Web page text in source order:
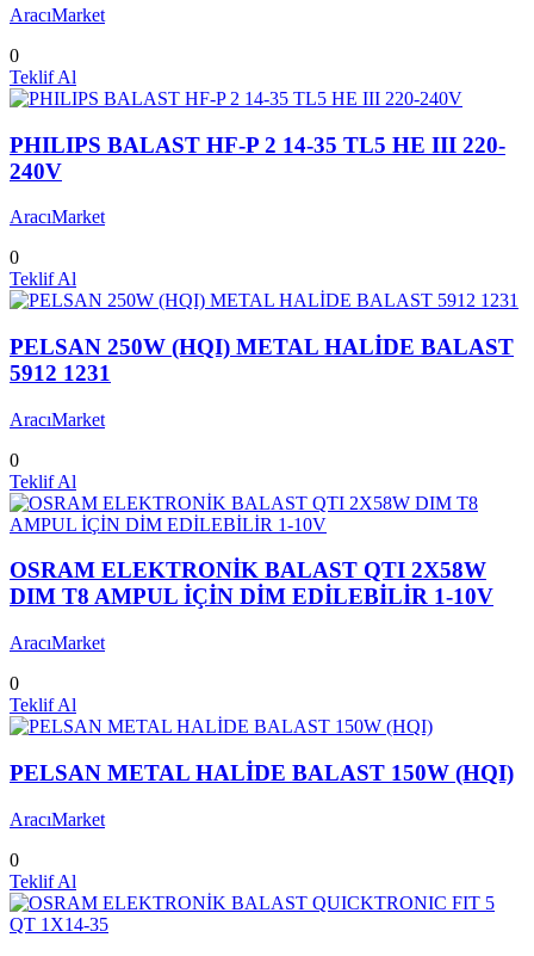
AracıMarket
0
Teklif Al
PHILIPS BALAST HF-P 2 14-35 TL5 HE III 220-
240V
AracıMarket
0
Teklif Al
PELSAN 250W (HQI) METAL HALİDE BALAST
5912 1231
AracıMarket
0
Teklif Al
OSRAM ELEKTRONİK BALAST QTI 2X58W
DIM T8 AMPUL İÇİN DİM EDİLEBİLİR 1-10V
AracıMarket
0
Teklif Al
PELSAN METAL HALİDE BALAST 150W (HQI)
AracıMarket
0
Teklif Al